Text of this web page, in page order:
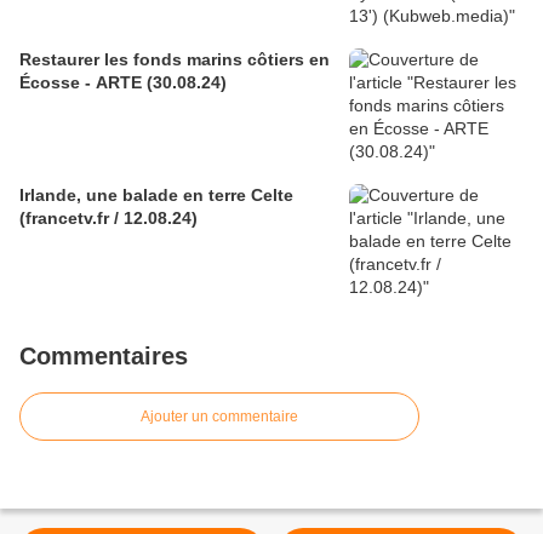
Restaurer les fonds marins côtiers en
Écosse - ARTE (30.08.24)
Irlande, une balade en terre Celte
(francetv.fr / 12.08.24)
Commentaires
Ajouter un commentaire